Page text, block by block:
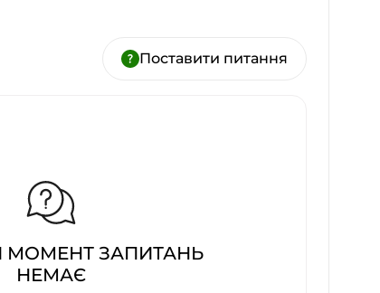
Поставити питання
МОМЕНТ ЗАПИТАНЬ
НЕМАЄ